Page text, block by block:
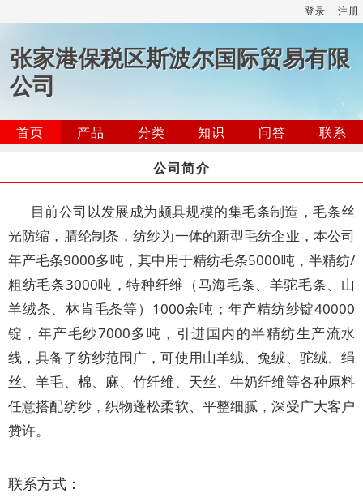
登录 注册
张家港保税区斯波尔国际贸易有限
公司
首页 产品 分类 知识 问答
联系
公司简介
目前公司以发展成为颇具规模的集毛条制造，毛条丝
光防缩，腈纶制条，纺纱为一体的新型毛纺企业，本公司
年产毛条9000多吨，其中用于精纺毛条5000吨，半精纺/
粗纺毛条3000吨，特种纤维（马海毛条、羊驼毛条、山
羊绒条、林肯毛条等）1000余吨；年产精纺纱锭40000
锭，年产毛纱7000多吨，引进国内的半精纺生产流水
线，具备了纺纱范围广，可使用山羊绒、兔绒、驼绒、绢
丝、羊毛、棉、麻、竹纤维、天丝、牛奶纤维等各种原料
任意搭配纺纱，织物蓬松柔软、平整细腻，深受广大客户
赞许。
联系方式：